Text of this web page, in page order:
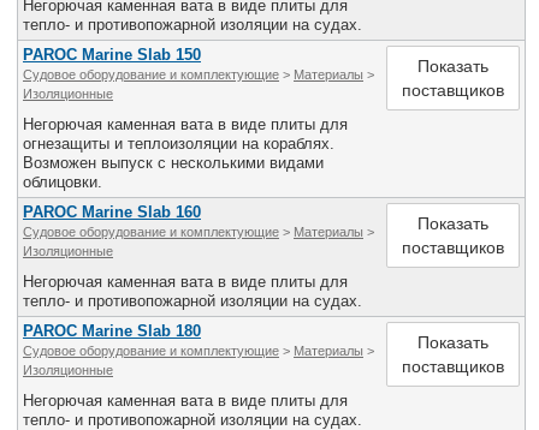
Негорючая каменная вата в виде плиты для
тепло- и противопожарной изоляции на судах.
PAROC Marine Slab 150
Судовое оборудование и комплектующие > Материалы >
Изоляционные
Негорючая каменная вата в виде плиты для
огнезащиты и теплоизоляции на кораблях.
Возможен выпуск с несколькими видами
облицовки.
Показать
поставщиков
PAROC Marine Slab 160
Судовое оборудование и комплектующие > Материалы >
Изоляционные
Негорючая каменная вата в виде плиты для
тепло- и противопожарной изоляции на судах.
Показать
поставщиков
PAROC Marine Slab 180
Судовое оборудование и комплектующие > Материалы >
Изоляционные
Негорючая каменная вата в виде плиты для
тепло- и противопожарной изоляции на судах.
Показать
поставщиков